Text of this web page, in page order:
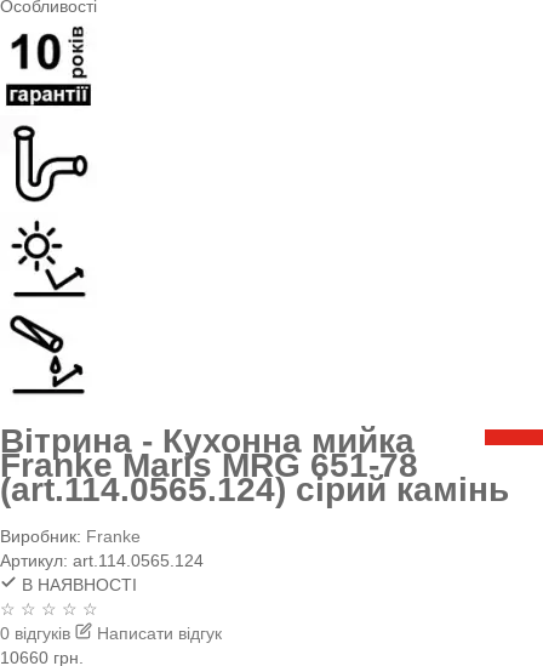
Особливості
Вітрина - Кухонна мийка
Franke Maris MRG 651-78
(art.114.0565.124) сірий камінь
Виробник: Franke
Артикул: art.114.0565.124
В НАЯВНОСТІ
☆ ☆ ☆ ☆ ☆
0 відгуків
Написати відгук
10660 грн.